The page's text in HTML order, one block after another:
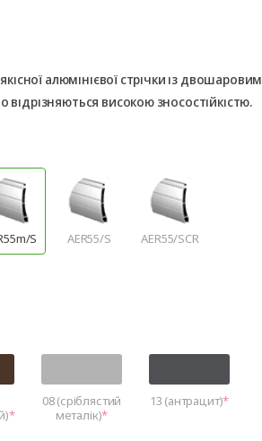
алюмінієвої стрічки із двошаровим
високою зносостійкістю.
S AER55/S AER55/SCR
08 (сріблястий
металік)
13 (антрацит)